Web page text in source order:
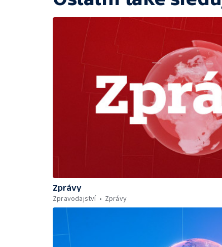
Zprávy
Zpravodajství
Zprávy